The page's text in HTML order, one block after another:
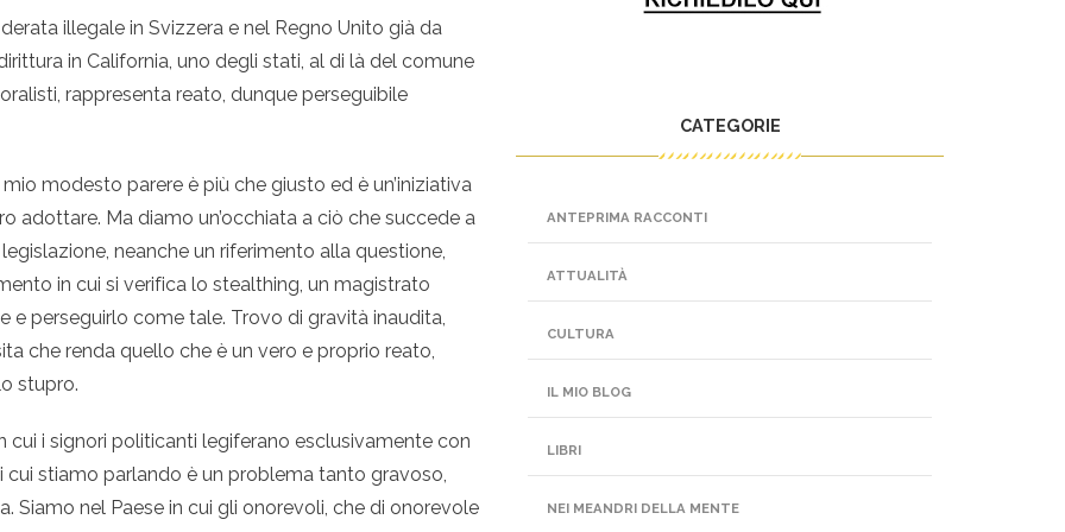
illegale in Svizzera e nel Regno Unito già da
in California, uno degli stati, al di là del comune
rappresenta reato, dunque perseguibile
modesto parere è più che giusto ed è un’iniziativa
adottare. Ma diamo un’occhiata a ciò che succede a
neanche un riferimento alla questione,
in cui si verifica lo stealthing, un magistrato
e perseguirlo come tale. Trovo di gravità inaudita,
che renda quello che è un vero e proprio reato,
stupro.
cui i signori politicanti legiferano esclusivamente con
stiamo parlando è un problema tanto gravoso,
Siamo nel Paese in cui gli onorevoli, che di onorevole
CATEGORIE
ANTEPRIMA RACCONTI
ATTUALITÀ
CULTURA
IL MIO BLOG
LIBRI
NEI MEANDRI DELLA MENTE